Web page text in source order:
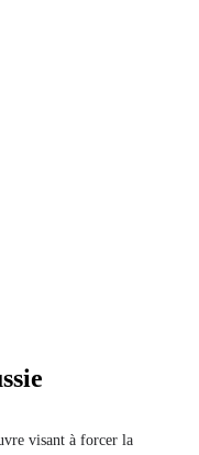
visant à forcer la